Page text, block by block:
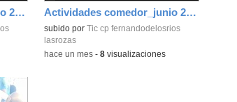
Actividades comedor_junio 2026_Infantil_CEIP FDLR_Las Rozas Actividades comedor_junio 2026_primeros del cole_CEIP FDLR_Las Rozas
Contenido educativo.
subido por
Tic cp fernandodelosrios
lasrozas
-hace un mes- 8visualizaciones